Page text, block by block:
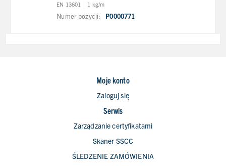
EN 13601 1 kg/m
Numer pozycji: P0000771
Moje konto
Zaloguj się
Serwis
Zarządzanie certyfikatami
Skaner SSCC
ŚLEDZENIE ZAMÓWIENIA